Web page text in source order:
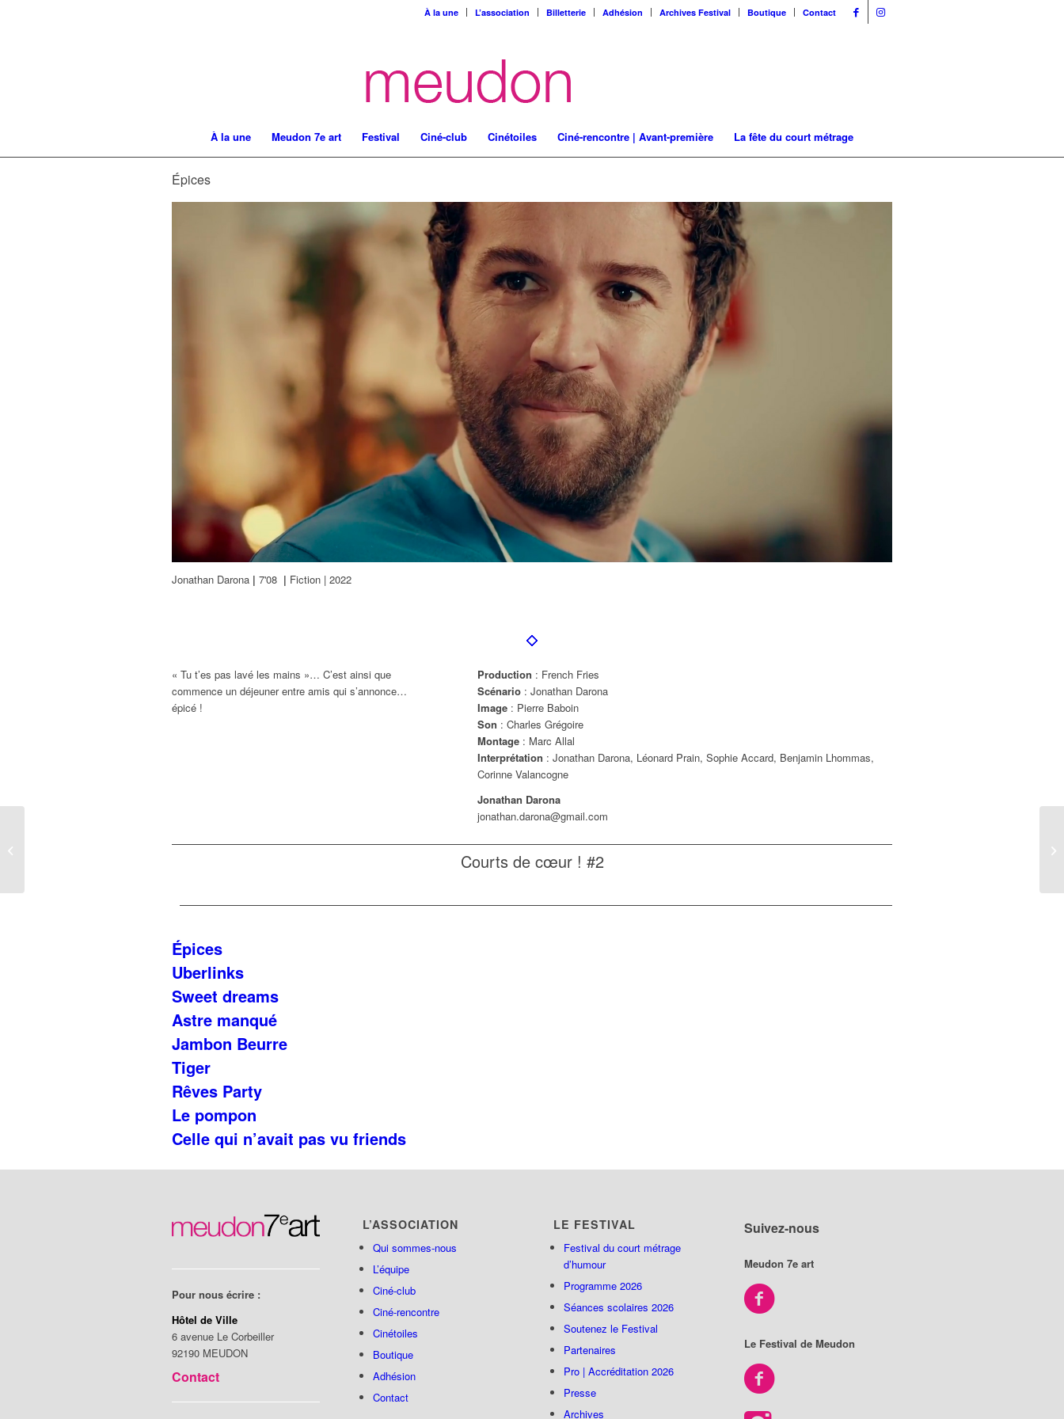
À la une L’association Billetterie Adhésion Archives Festival Boutique Contact
À la une Meudon 7e art Festival Ciné-club Cinétoiles Ciné-rencontre | Avant-première La fête du court métrage
Épices
Jonathan Darona | 7'08 | Fiction | 2022
« Tu t’es pas lavé les mains »… C’est ainsi que
commence un déjeuner entre amis qui s’annonce…
épicé !
Production : French Fries
Scénario: Jonathan Darona
Image: Pierre Baboin
Son : Charles Grégoire
Montage: Marc Allal
Interprétation : Jonathan Darona, Léonard Prain, Sophie Accard, Benjamin Lhommas,
Corinne Valancogne
Jonathan Darona
jonathan.darona@gmail.com
Courts de cœur ! #2
Épices
Uberlinks
Sweet dreams
Astre manqué
Jambon Beurre
Tiger
Rêves Party
Le pompon
Celle qui n’avait pas vu friends
Pour nous écrire :
Hôtel de Ville
6 avenue Le Corbeiller
92190 MEUDON
Contact
L’ASSOCIATION
Qui sommes-nous
L’équipe
Ciné-club
Ciné-rencontre
Cinétoiles
Boutique
Adhésion
Contact
LE FESTIVAL
Festival du court métrage
d’humour
Programme 2026
Séances scolaires 2026
Soutenez le Festival
Partenaires
Pro | Accréditation 2026
Presse
Archives
Suivez-nous
Meudon 7e art
Le Festival de Meudon